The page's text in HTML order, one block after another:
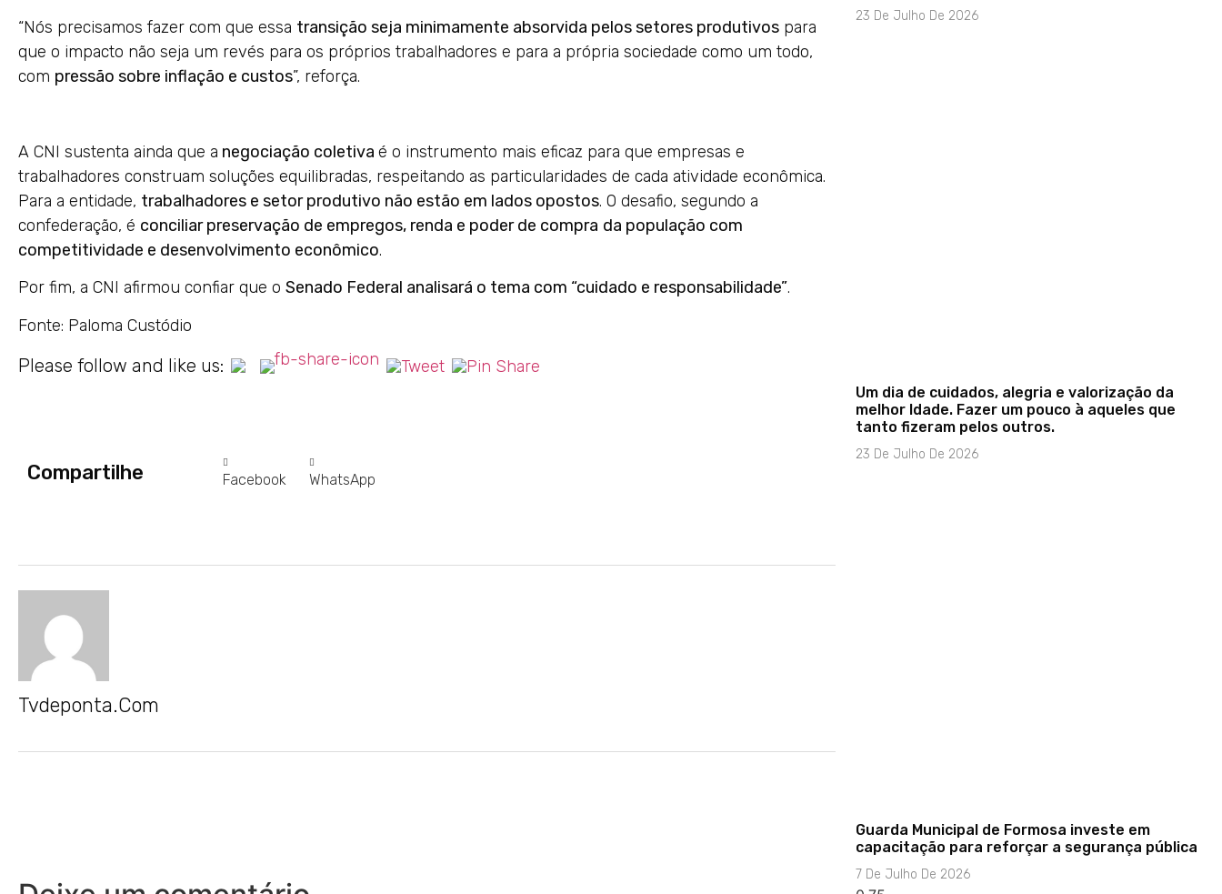
“Nós precisamos fazer com que essa transição seja minimamente absorvida pelos setores produtivos para
que o impacto não seja um revés para os próprios trabalhadores e para a própria sociedade como um todo,
com pressão sobre inflação e custos”, reforça.
A CNI sustenta ainda que a negociação coletiva é o instrumento mais eficaz para que empresas e
trabalhadores construam soluções equilibradas, respeitando as particularidades de cada atividade econômica.
Para a entidade, trabalhadores e setor produtivo não estão em lados opostos. O desafio, segundo a
confederação, é conciliar preservação de empregos, renda e poder de compra da população com
competitividade e desenvolvimento econômico.
Por fim, a CNI afirmou confiar que o Senado Federal analisará o tema com “cuidado e responsabilidade”.
Fonte: Paloma Custódio
Please follow and like us:
Compartilhe Facebook WhatsApp
Tvdeponta.com
23 De Julho De 2026
Um dia de cuidados, alegria e valorização da
melhor Idade. Fazer um pouco à aqueles que
tanto fizeram pelos outros.
23 De Julho De 2026
Guarda Municipal de Formosa investe em
capacitação para reforçar a segurança pública
7 De Julho De 2026